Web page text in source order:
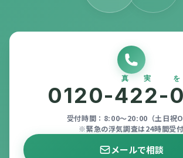
0120-422
真実
-
受付時間：8:00〜20:00（土日祝
※緊急の浮気調査は24時間受付
メールで相談